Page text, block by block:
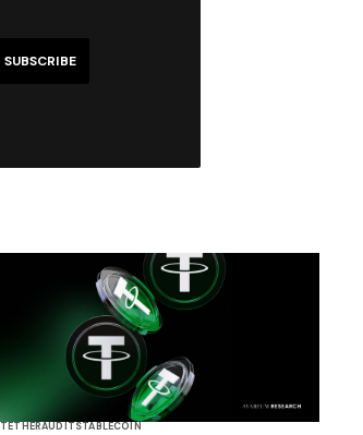
SUBSCRIBE
TETHERAUDITSTABLECOIN